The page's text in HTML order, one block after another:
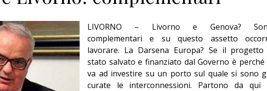
LIVORNO – Livorno e Genova?
complementari e su questo assetto
lavorare. La Darsena Europa? Se il
stato salvato e finanziato dal Governo è perché
va ad investire su un porto sul quale si sono
curate le interconnessioni. Partono da qui
Addio amico
Giorgio
Editoriale